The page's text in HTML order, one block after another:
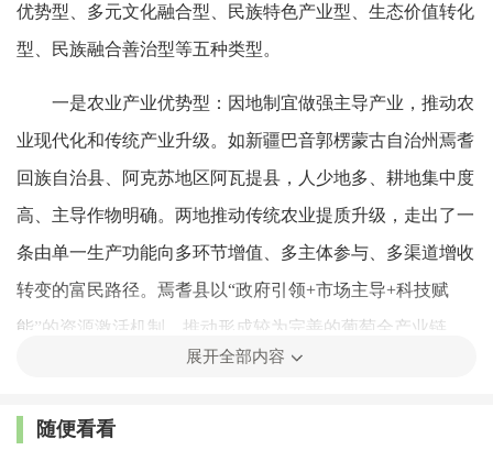
优势型、多元文化融合型、民族特色产业型、生态价值转化
型、民族融合善治型等五种类型。
一是农业产业优势型：因地制宜做强主导产业，推动农
业现代化和传统产业升级。如新疆巴音郭楞蒙古自治州焉耆
回族自治县、阿克苏地区阿瓦提县，人少地多、耕地集中度
高、主导作物明确。两地推动传统农业提质升级，走出了一
条由单一生产功能向多环节增值、多主体参与、多渠道增收
转变的富民路径。焉耆县以“政府引领+市场主导+科技赋
能”的资源激活机制，推动形成较为完善的葡萄全产业链。
阿瓦提县对棉花生产全链条进行数字化赋能提效，同时引导
一业聚百业”的局面。
展开全部内容
随便看看